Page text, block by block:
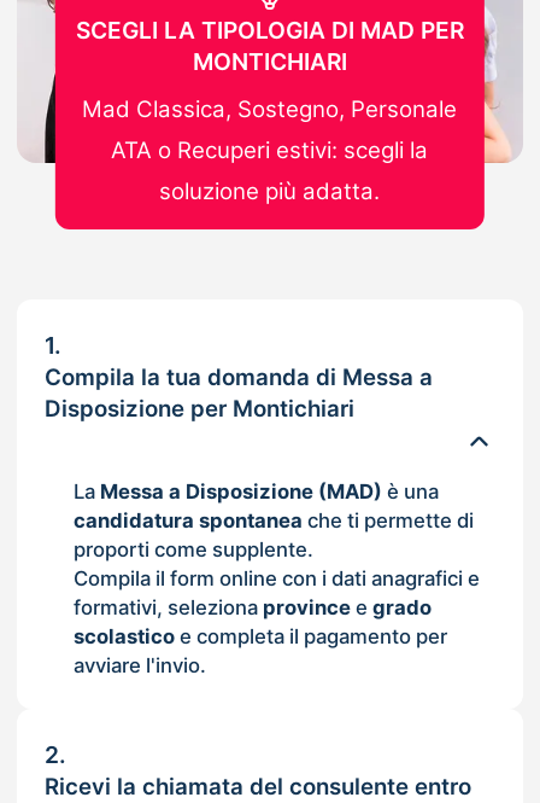
1.
Compila la tua domanda di Messa a
Disposizione per Montichiari
La Messa a Disposizione (MAD) è una
candidatura spontanea che ti permette di
proporti come supplente.
Compila il form online con i dati anagrafici e
formativi, seleziona provincee grado
scolasticoe completa il pagamento per
avviare l'invio.
2.
Ricevi la chiamata del consulente entro
SCEGLI LA TIPOLOGIA DI MAD PER
MONTICHIARI
Mad Classica, Sostegno, Personale
ATA o Recuperi estivi: scegli la
soluzione più adatta.